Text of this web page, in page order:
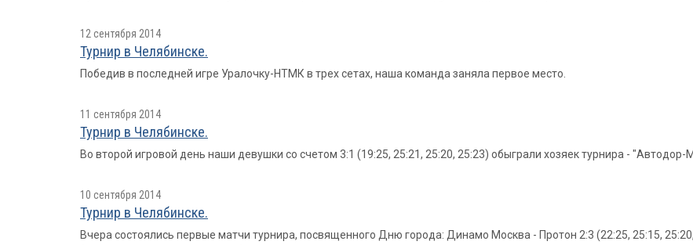
12 сентября 2014
Турнир в Челябинске.
Победив в последней игре Уралочку-НТМК в трех сетах, наша команда заняла первое место.
11 сентября 2014
Турнир в Челябинске.
Во второй игровой день наши девушки со счетом 3:1 (19:25, 25:21, 25:20, 25:23) обыграли хозяек турнира - "Автодор-
10 сентября 2014
Турнир в Челябинске.
Вчера состоялись первые матчи турнира, посвященного Дню города: Динамо Москва - Протон 2:3 (22:25, 25:15,